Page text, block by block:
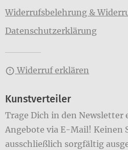
Widerrufsbelehrung &
Datenschutzerklärung
Widerruf erklären
Kunstverteiler
Trage Dich in den Newsletter
Angebote via E-Mail! Keinen
ausschließlich sorgfältig